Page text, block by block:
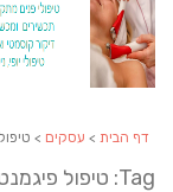
דף הבית > עסקים >
Tag: טיפול פיגמנטציה באשכול